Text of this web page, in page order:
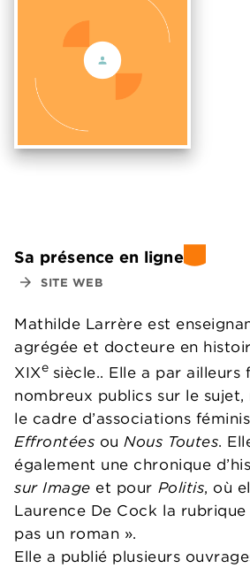
Mathilde Larrère est
agrégée et docteure en
XIXe siècle.. Elle a par ailleurs
nombreux publics sur le
le cadre d’associations
Effrontées ouNous Toutes.
également une chronique
sur Image et pour Politis, où
Laurence De Cock la rubrique
pas un roman ».
Elle a publié plusieurs
Sa présence en ligne
arrow_forward SITE WEB